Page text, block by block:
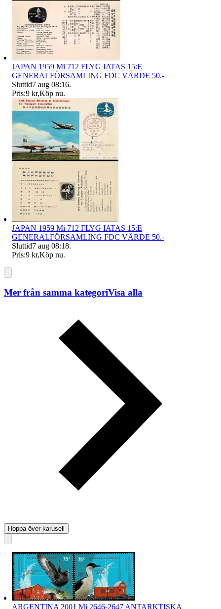
JAPAN 1959 Mi 712 FLYG IATAS 15:E
GENERALFÖRSAMLING FDC VÄRDE 50.-
Sluttid7 aug 08:16.
Pris:9 kr,Köp nu.
JAPAN 1959 Mi 712 FLYG IATAS 15:E
GENERALFÖRSAMLING FDC VÄRDE 50.-
Sluttid7 aug 08:18.
Pris:9 kr,Köp nu.
Mer från samma kategoriVisa alla
Hoppa över karusell
ARGENTINA 2001 Mi 2646-2647 ANTARKTISKA